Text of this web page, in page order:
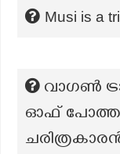
Musi is a
വാഗൺ
ഓഫ്